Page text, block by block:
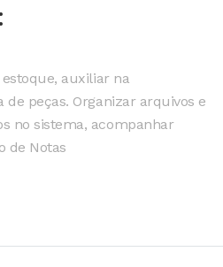
auxiliar na
de peças. Organizar arquivos e
no sistema, acompanhar
de Notas